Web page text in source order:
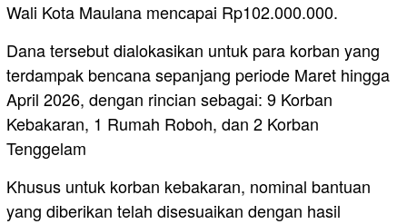
Wali Kota Maulana mencapai Rp102.000.000.
Dana tersebut dialokasikan untuk para korban yang
terdampak bencana sepanjang periode Maret hingga
April 2026, dengan rincian sebagai: 9 Korban
Kebakaran, 1 Rumah Roboh, dan 2 Korban
Tenggelam
Khusus untuk korban kebakaran, nominal bantuan
yang diberikan telah disesuaikan dengan hasil